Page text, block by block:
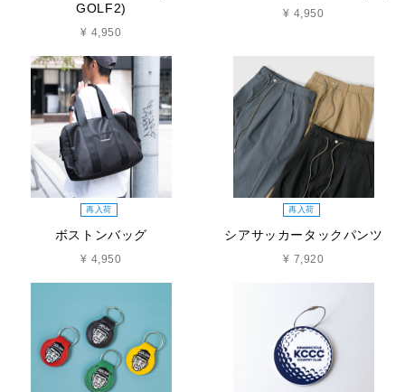
GOLF2)
¥ 4,950
¥ 4,950
再入荷
ボストンバッグ
¥ 4,950
再入荷
シアサッカータックパンツ
¥ 7,920